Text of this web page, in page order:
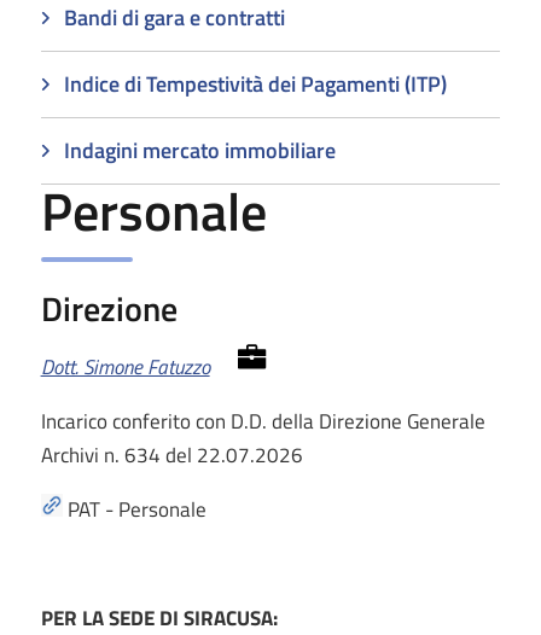
Bandi di gara e contratti
Indice di Tempestività dei Pagamenti (ITP)
Indagini mercato immobiliare
Personale
Direzione
Dott. Simone Fatuzzo
Incarico conferito con D.D. della Direzione Generale
Archivi n. 634 del 22.07.2026
PAT - Personale
PER LA SEDE DI SIRACUSA: